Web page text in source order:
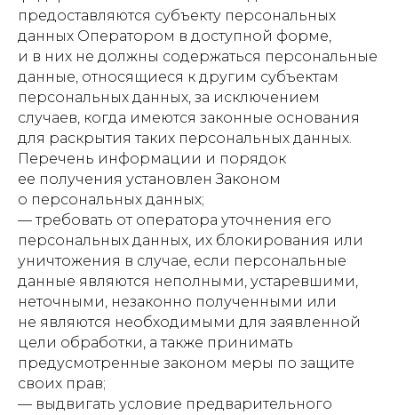
предоставляются субъекту персональных
данных Оператором в доступной форме,
и в них не должны содержаться персональные
данные, относящиеся к другим субъектам
персональных данных, за исключением
случаев, когда имеются законные основания
для раскрытия таких персональных данных.
Перечень информации и порядок
ее получения установлен Законом
о персональных данных;
— требовать от оператора уточнения его
персональных данных, их блокирования или
уничтожения в случае, если персональные
данные являются неполными, устаревшими,
неточными, незаконно полученными или
не являются необходимыми для заявленной
цели обработки, а также принимать
предусмотренные законом меры по защите
своих прав;
— выдвигать условие предварительного